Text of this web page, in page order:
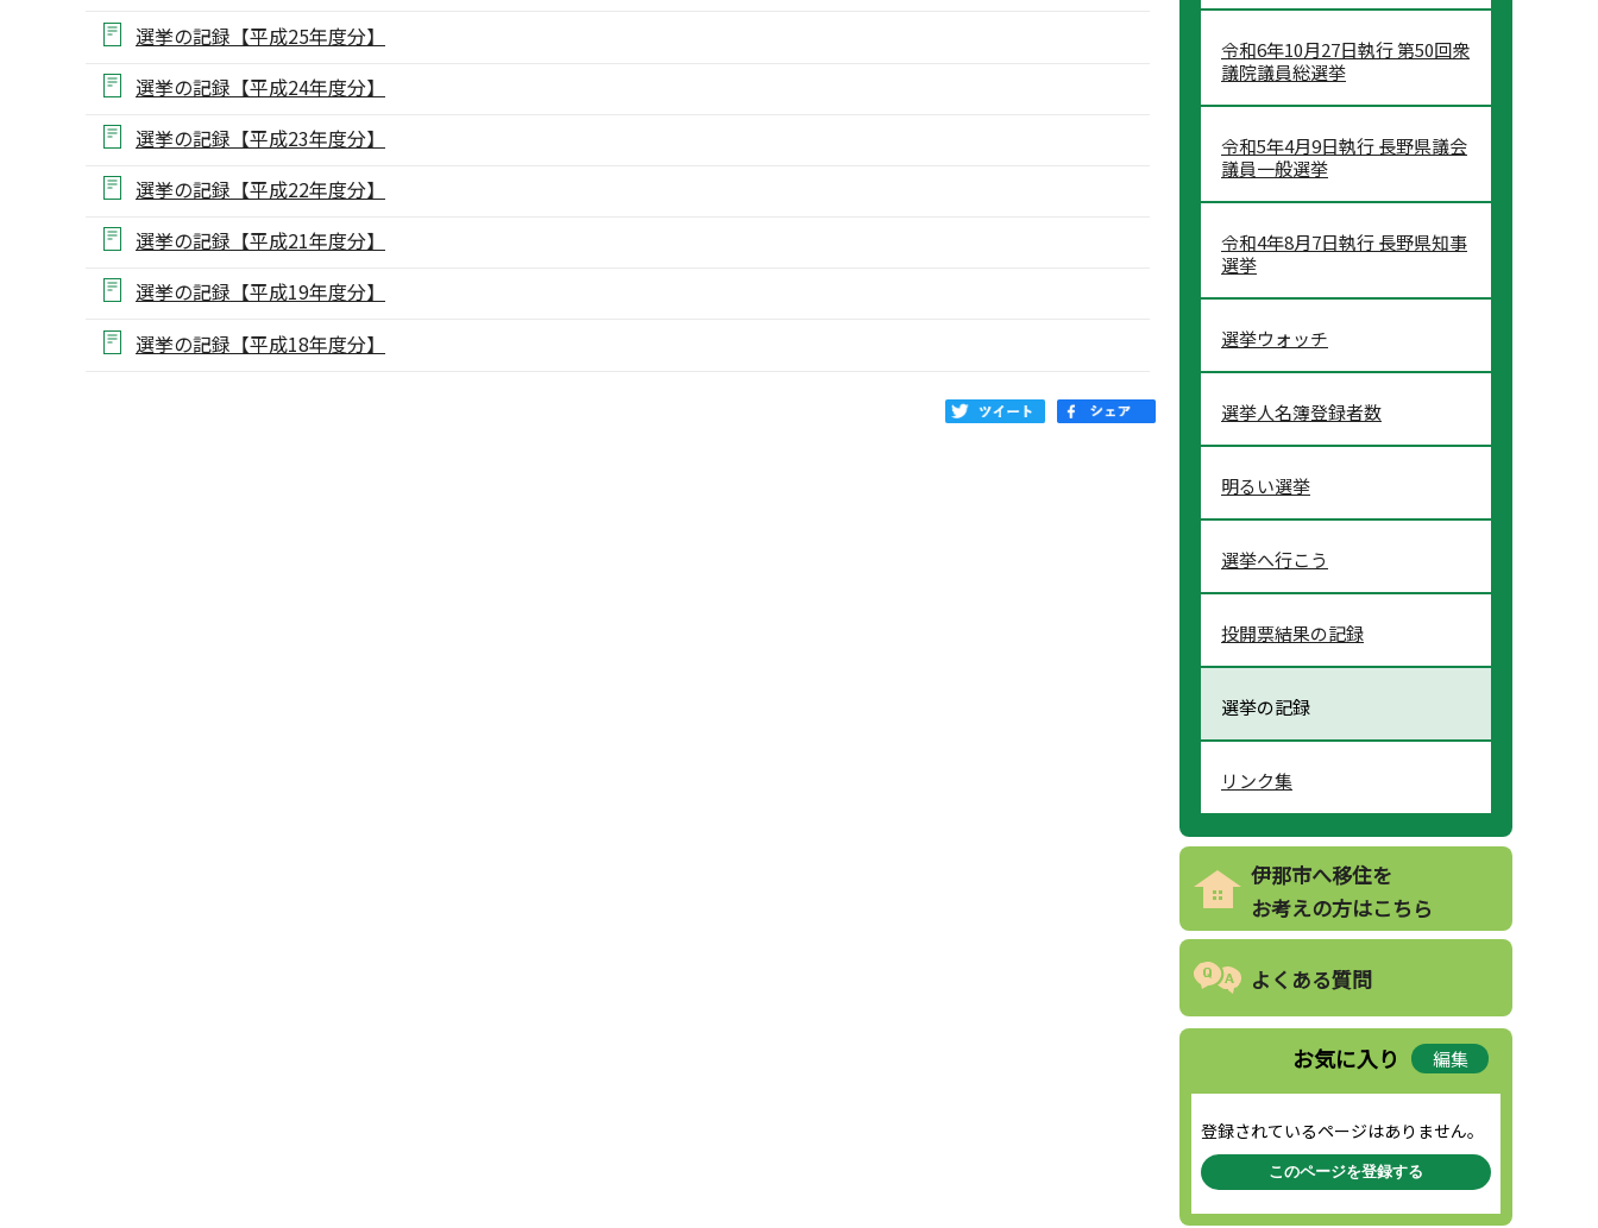
選挙の記録【平成25年度分】
選挙の記録【平成24年度分】
選挙の記録【平成23年度分】
選挙の記録【平成22年度分】
選挙の記録【平成21年度分】
選挙の記録【平成19年度分】
選挙の記録【平成18年度分】
令和6年10月27日執行 第50回衆
議院議員総選挙
令和5年4月9日執行 長野県議会
議員一般選挙
令和4年8月7日執行 長野県知事
選挙
選挙ウォッチ
選挙人名簿登録者数
明るい選挙
選挙へ行こう
投開票結果の記録
選挙の記録
リンク集
伊那市へ移住を
お考えの方はこちら
よくある質問
お気に入り 編集
登録されているページはありません。
このページを登録する